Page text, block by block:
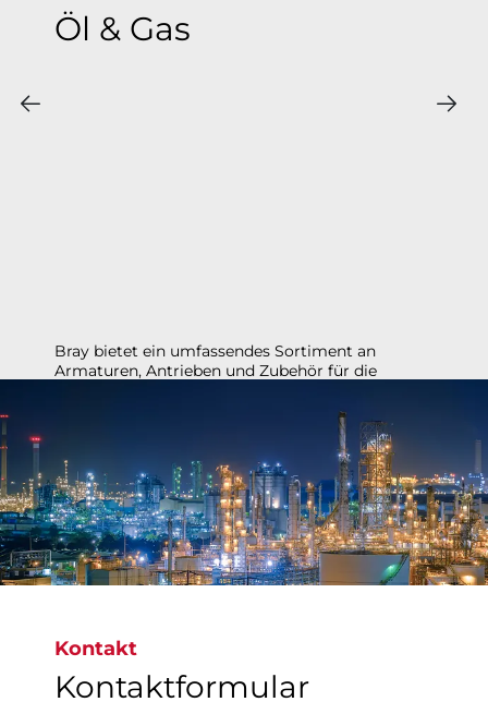
Öl & Gas
Bray bietet ein umfassendes Sortiment an
Armaturen, Antrieben und Zubehör für die
Anwendungen wie Ölsand, Erdgas und für
Entdecken Sie unsere Lösungen für Öl und Gas​​​​​​​
Kontakt
Kontaktformular